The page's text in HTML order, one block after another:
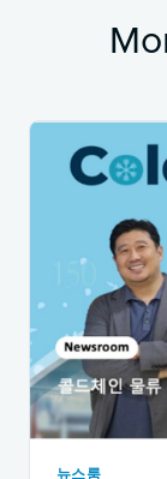
뉴스룸